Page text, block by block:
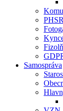
PHSR
Samospráva